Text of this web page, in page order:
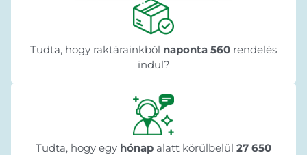
Tudta, hogy raktárainkból naponta 560 rendelés
indul?
Tudta, hogy egy hónap alatt körülbelül 27 650